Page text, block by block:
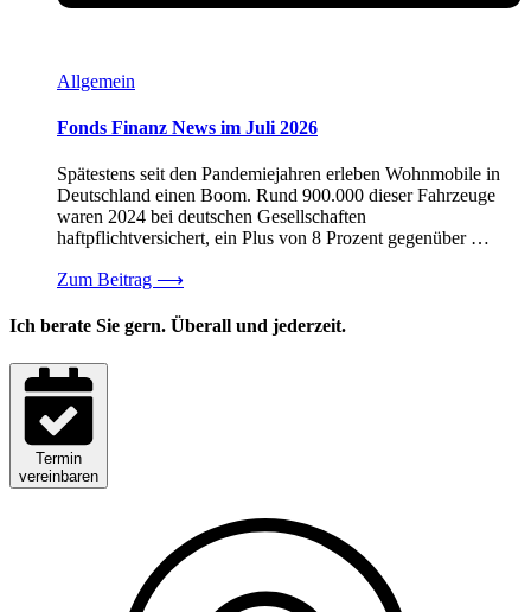
Allgemein
Fonds Finanz News im Juli 2026
Spätestens seit den Pandemiejahren erleben Wohnmobile in
Deutschland einen Boom. Rund 900.000 dieser Fahrzeuge
waren 2024 bei deutschen Gesellschaften
haftpflichtversichert, ein Plus von 8 Prozent gegenüber …
Zum Beitrag ⟶
Ich berate Sie gern. Überall und jederzeit.
Termin
vereinbaren